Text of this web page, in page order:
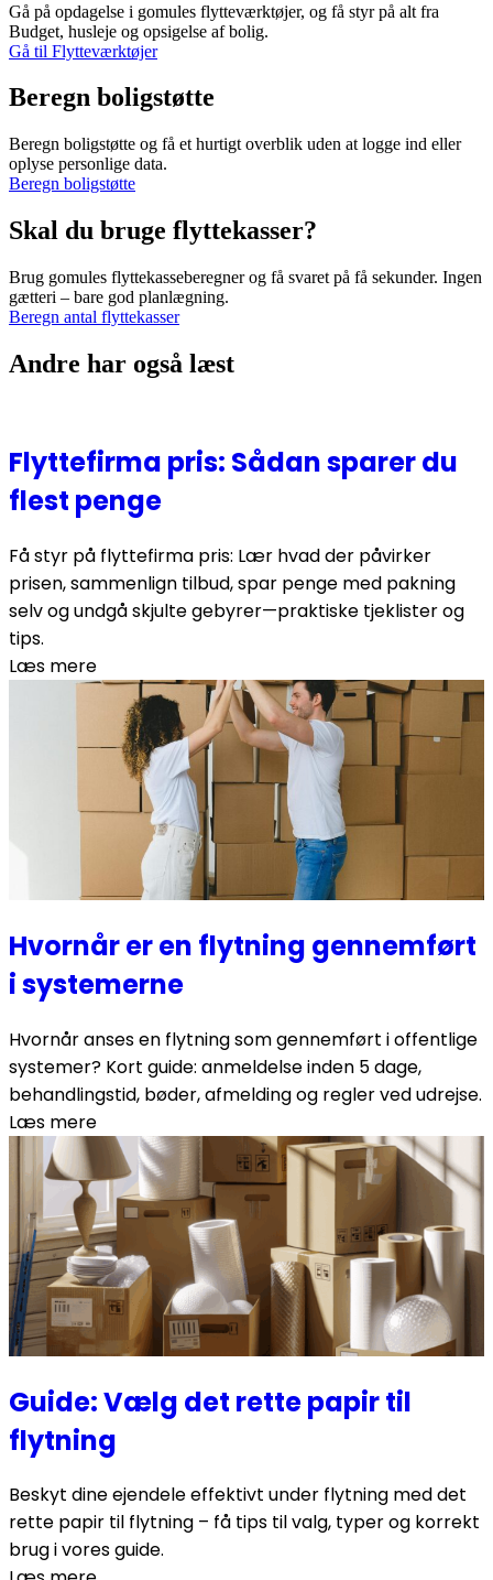
Gå på opdagelse i gomules flytteværktøjer, og få styr på alt fra
Budget, husleje og opsigelse af bolig.
Gå til Flytteværktøjer
Beregn boligstøtte
Beregn boligstøtte og få et hurtigt overblik uden at logge ind eller
oplyse personlige data.
Beregn boligstøtte
Skal du bruge flyttekasser?
Brug gomules flyttekasseberegner og få svaret på få sekunder. Ingen
gætteri – bare god planlægning.
Beregn antal flyttekasser
Andre har også læst
Flyttefirma pris: Sådan sparer du
flest penge
Få styr på flyttefirma pris: Lær hvad der påvirker
prisen, sammenlign tilbud, spar penge med pakning
selv og undgå skjulte gebyrer—praktiske tjeklister og
tips.
Læs mere
Hvornår er en flytning gennemført
i systemerne
Hvornår anses en flytning som gennemført i offentlige
systemer? Kort guide: anmeldelse inden 5 dage,
behandlingstid, bøder, afmelding og regler ved udrejse.
Læs mere
Guide: Vælg det rette papir til
flytning
Beskyt dine ejendele effektivt under flytning med det
rette papir til flytning – få tips til valg, typer og korrekt
brug i vores guide.